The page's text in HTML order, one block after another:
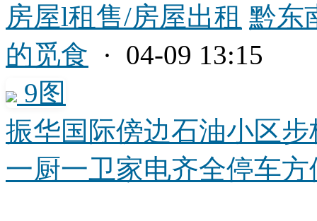
房屋l租售/房屋出租 黔东
的觅食
· 04-09 13:15
9图
振华国际傍边石油小区
一厨一卫家电齐全停车方